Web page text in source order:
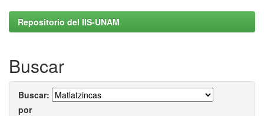
Repositorio del IIS-UNAM
Buscar
Buscar:
por